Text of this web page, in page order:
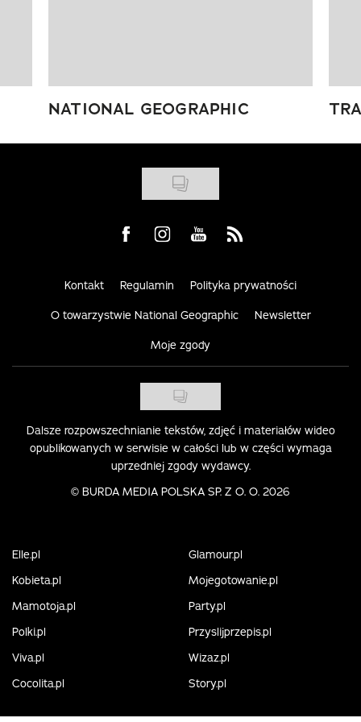
NATIONAL GEOGRAPHIC
Visit us on Facebook
Visit us on Instagram
Visit us on Youtube
Visit us on Rss
Kontakt Regulamin Polityka prywatności
O towarzystwie National Geographic Newsletter
Moje zgody
Dalsze rozpowszechnianie tekstów, zdjęć i materiałów wideo
opublikowanych w serwisie w całości lub w części wymaga
uprzedniej zgody wydawcy.
© BURDA MEDIA POLSKA SP. Z O. O. 2026
Elle.pl
Glamour.pl
Kobieta.pl
Mojegotowanie.pl
Mamotoja.pl
Party.pl
Polki.pl
Przyslijprzepis.pl
Viva.pl
Wizaz.pl
Cocolita.pl
Story.pl